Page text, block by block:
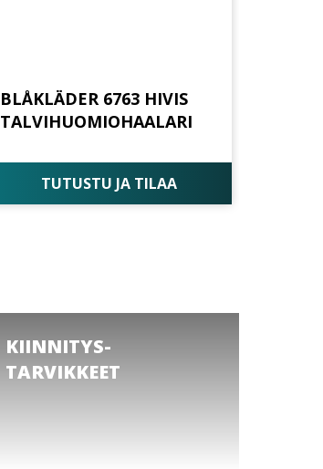
BLÅKLÄDER 6763 HIVIS
TALVIHUOMIOHAALARI
TUTUSTU JA TILAA
KIINNITYS­
TARVIKKEET